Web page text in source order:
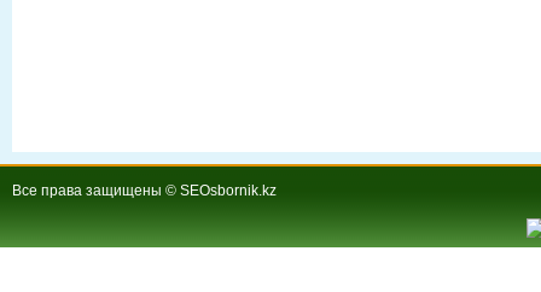
Все права защищены © SEOsbornik.kz